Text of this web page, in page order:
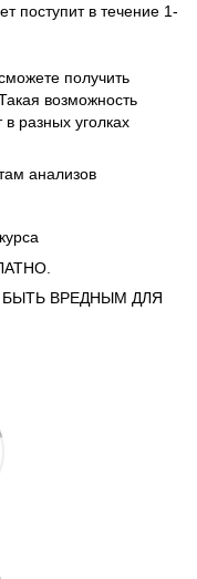
поступит в течение 1-
получить
возможность
разных уголках
анализов
ВРЕДНЫМ ДЛЯ